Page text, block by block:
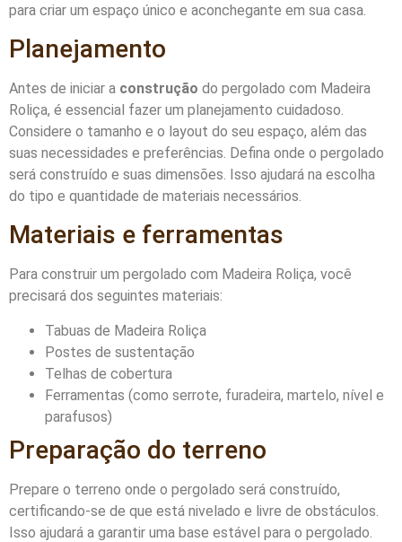
para criar um espaço único e aconchegante em sua casa.
Planejamento
Antes de iniciar a construção do pergolado com Madeira
Roliça, é essencial fazer um planejamento cuidadoso.
Considere o tamanho e o layout do seu espaço, além das
suas necessidades e preferências. Defina onde o pergolado
será construído e suas dimensões. Isso ajudará na escolha
do tipo e quantidade de materiais necessários.
Materiais e ferramentas
Para construir um pergolado com Madeira Roliça, você
precisará dos seguintes materiais:
Tabuas de Madeira Roliça
Postes de sustentação
Telhas de cobertura
Ferramentas (como serrote, furadeira, martelo, nível e
parafusos)
Preparação do terreno
Prepare o terreno onde o pergolado será construído,
certificando-se de que está nivelado e livre de obstáculos.
Isso ajudará a garantir uma base estável para o pergolado.